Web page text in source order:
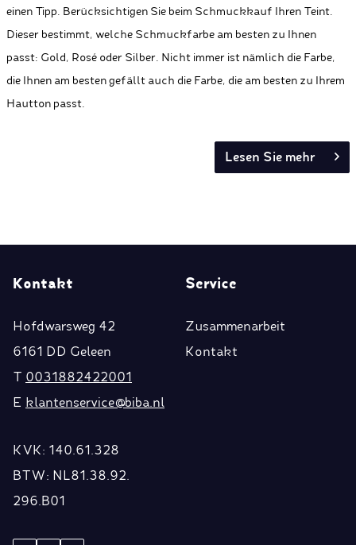
einen Tipp. Berücksichtigen Sie beim Schmuckkauf Ihren Teint.
Dieser bestimmt, welche Schmuckfarbe am besten zu Ihnen
passt: Gold, Rosé oder Silber. Nicht immer ist nämlich die Farbe,
die Ihnen am besten gefällt auch die Farbe, die am besten zu Ihrem
Hautton passt.
Lesen Sie mehr
Kontakt
Hofdwarsweg 42
6161 DD Geleen
0031882422001
E klantenservice@biba.nl
KVK: 140.61.328
BTW: NL81.38.92.
296.B01
Service
Zusammenarbeit
Kontakt